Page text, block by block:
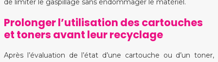
de limiter le gaspillage sans endommager le matériel.
Prolonger l’utilisation des cartouches
et toners avant leur recyclage
Après l’évaluation de l’état d’une cartouche ou d’un toner,